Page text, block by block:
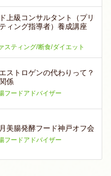
上級コンサルタント（プリ
ィング指導者）養成講座
スティング/断食/ダイエット
ストロゲンの代わりって？
係
フードアドバイザー
美腸発酵フード神戸オフ会
フードアドバイザー